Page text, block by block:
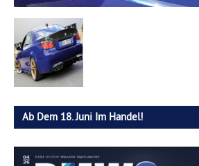
Ab Dem 18. Juni Im Handel!